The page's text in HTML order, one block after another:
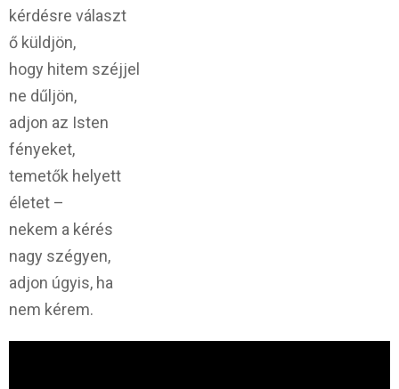
kérdésre választ
ő küldjön,
hogy hitem széjjel
ne dűljön,
adjon az Isten
fényeket,
temetők helyett
életet –
nekem a kérés
nagy szégyen,
adjon úgyis, ha
nem kérem.